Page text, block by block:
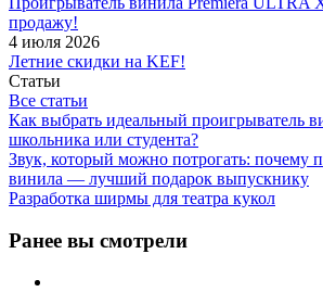
продажу!
4 июля 2026
Летние скидки на KEF!
Статьи
Все статьи
Как выбрать идеальный проигрыватель
школьника или студента?
Звук, который можно потрогать: почему
винила — лучший подарок выпускнику
Разработка ширмы для театра кукол
Ранее вы смотрели